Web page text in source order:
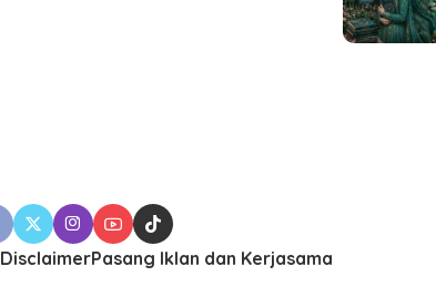
DisclaimerPasang Iklan dan Kerjasama